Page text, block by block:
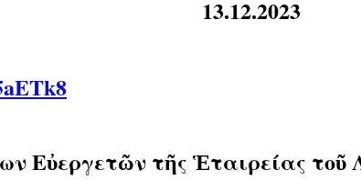
13.12.2023
Εὐεργετῶν τῆς Ἑταιρείας τοῦ